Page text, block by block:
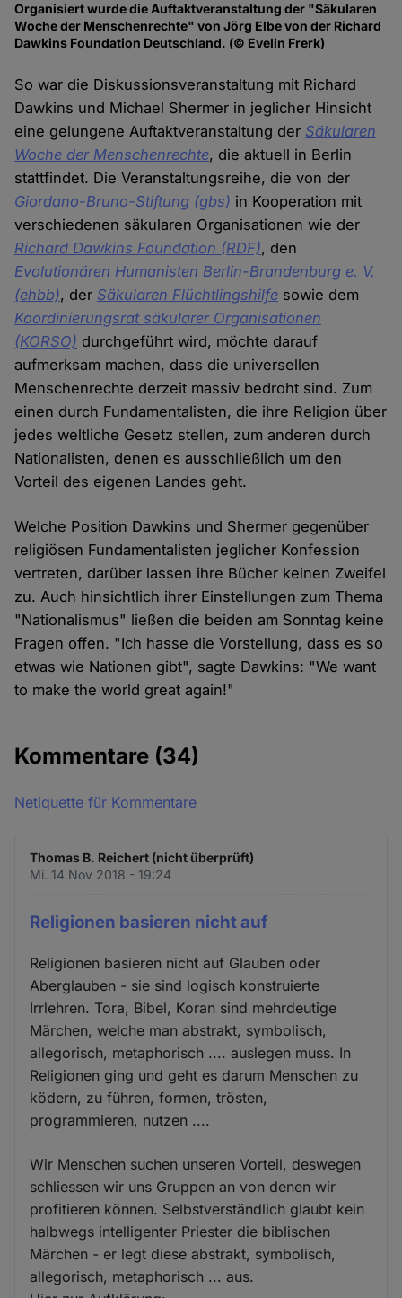
Organisiert wurde die Auftaktveranstaltung der "Säkularen
Woche der Menschenrechte" von Jörg Elbe von der Richard
Dawkins Foundation Deutschland. (© Evelin Frerk)
So war die Diskussionsveranstaltung mit Richard
Dawkins und Michael Shermer in jeglicher Hinsicht
eine gelungene Auftaktveranstaltung der Säkularen
Woche der Menschenrechte, die aktuell in Berlin
stattfindet. Die Veranstaltungsreihe, die von der
Giordano-Bruno-Stiftung (gbs) in Kooperation mit
verschiedenen säkularen Organisationen wie der
Richard Dawkins Foundation (RDF), den
Evolutionären Humanisten Berlin-Brandenburg e. V.
(ehbb), der Säkularen Flüchtlingshilfe sowie dem
Koordinierungsrat säkularer Organisationen
(KORSO) durchgeführt wird, möchte darauf
aufmerksam machen, dass die universellen
Menschenrechte derzeit massiv bedroht sind. Zum
einen durch Fundamentalisten, die ihre Religion über
jedes weltliche Gesetz stellen, zum anderen durch
Nationalisten, denen es ausschließlich um den
Vorteil des eigenen Landes geht.
Welche Position Dawkins und Shermer gegenüber
religiösen Fundamentalisten jeglicher Konfession
vertreten, darüber lassen ihre Bücher keinen Zweifel
zu. Auch hinsichtlich ihrer Einstellungen zum Thema
"Nationalismus" ließen die beiden am Sonntag keine
Fragen offen. "Ich hasse die Vorstellung, dass es so
etwas wie Nationen gibt", sagte Dawkins: "We want
to make the world great again!"
Kommentare (34)
Netiquette für Kommentare
Thomas B. Reichert (nicht überprüft)
Mi. 14 Nov 2018 - 19:24
Religionen basieren nicht auf
Religionen basieren nicht auf Glauben oder
Aberglauben - sie sind logisch konstruierte
Irrlehren. Tora, Bibel, Koran sind mehrdeutige
Märchen, welche man abstrakt, symbolisch,
allegorisch, metaphorisch .... auslegen muss. In
Religionen ging und geht es darum Menschen zu
ködern, zu führen, formen, trösten,
programmieren, nutzen ....
Wir Menschen suchen unseren Vorteil, deswegen
schliessen wir uns Gruppen an von denen wir
profitieren können. Selbstverständlich glaubt kein
halbwegs intelligenter Priester die biblischen
Märchen - er legt diese abstrakt, symbolisch,
allegorisch, metaphorisch ... aus.